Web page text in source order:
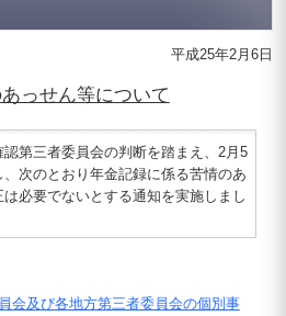
平成25年2月6日
っせん等について
第三者委員会の判断を踏まえ、2月5
次のとおり年金記録に係る苦情のあ
必要でないとする通知を実施しまし
会及び各地方第三者委員会の個別事